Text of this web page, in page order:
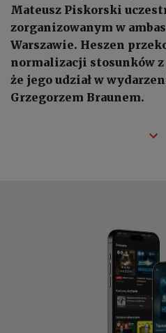
Mateusz Piskorski
zorganizowanym w
Warszawie. Heszen
normalizacji stosunków
że jego udział w
Grzegorzem Braunem.